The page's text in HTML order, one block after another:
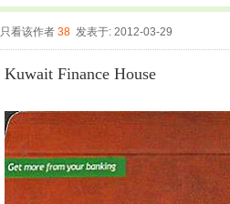
只看该作者 38 发表于: 2012-03-29
Kuwait Finance House